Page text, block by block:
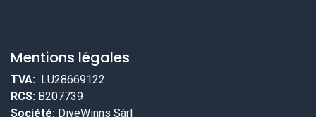
Mentions légales
TVA: LU28669122
RCS: B207739
Société: DiveWinns Sàrl